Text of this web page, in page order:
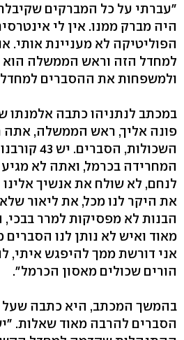
"עברתי על כל המברקים
היה מברק ממנו. אין לי
הפוליטיקה לא מעניינת אותי.
למחדל הזה וראש הממשלה הוא
ולמשפחות את ההסברים
במכתב לנתניהו כתבה אלמנתו
פונה אליך, ראש הממשלה, אתה
השכולות,
המחרידה בכרמל, ואתה לא מגיע
לנחם, לא שולח את אנשיך אלינו
את היקר לנו מכל, את ליאור
הבנות לא מפסיקות למרר בבכי,
מאוד ואיש לא נותן לנו
אני דורשת ממך להיפגש איתי,
הורים שכולים מאסון הכרמל".
בהמשך המכתב, היא כתבה
הסברים להרבה מאוד שאלות.